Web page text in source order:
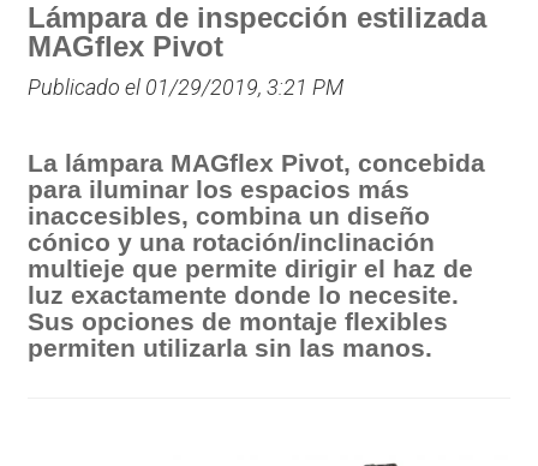
Lámpara de inspección estilizada
MAGflex Pivot
Publicado el 01/29/2019, 3:21 PM
La lámpara MAGflex Pivot, concebida
para iluminar los espacios más
inaccesibles, combina un diseño
cónico y una rotación/inclinación
multieje que permite dirigir el haz de
luz exactamente donde lo necesite.
Sus opciones de montaje flexibles
permiten utilizarla sin las manos.